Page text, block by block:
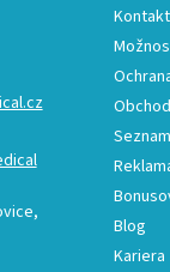
Blog
Kariera